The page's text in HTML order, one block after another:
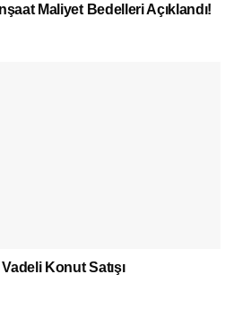
Maliyet Bedelleri Açıklandı!
Konut Satışı